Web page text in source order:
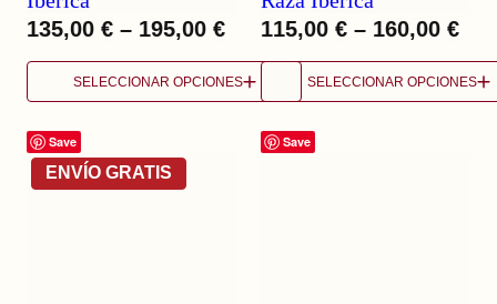
135,00 € – 195,00 €
SELECCIONAR OPCIONES
115,00€ – 160,00€
SELECCIONAR OPCIONES
Save Save